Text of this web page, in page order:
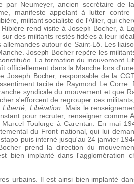
par Neumeyer, ancien secrétaire de
manifeste appelant à lutter contre
militant socialiste de l'Allier, qui
rend visite à Joseph Bocher, à
des militants restés fidèles à leur
autour de Saint-Lô. Les
Joseph Bocher repère les
La formation du mouvement
officiellement dans la Manche lors
Bocher, responsable de la
tacite de Raymond Le Corre.
syndicale du mouvement et que
s'efforcent de regrouper ces
Liberté, Libération. Mais le
pour recruter, renseigner comme
Toulorge à Carentan. En mai
du Front national, qui lui
puis interné jusqu'au 24 janvier
prend la direction du
bien implanté dans l'agglomération
urbains. Il est ainsi bien implanté